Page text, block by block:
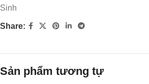
Sinh
Share:
Sản phẩm tương tự